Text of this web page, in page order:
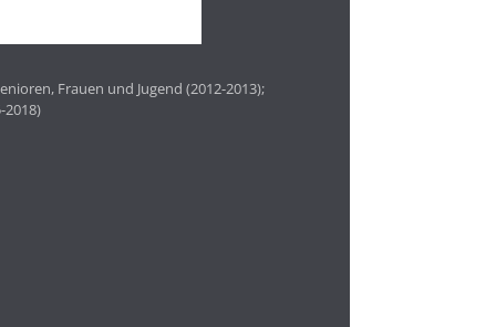
Frauen und Jugend (2012-2013);